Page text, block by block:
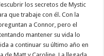
los secretos de Mystic
que trabaje con él. Con la
a Connor, pero el
mantener su vida lo
a continuar su último año en